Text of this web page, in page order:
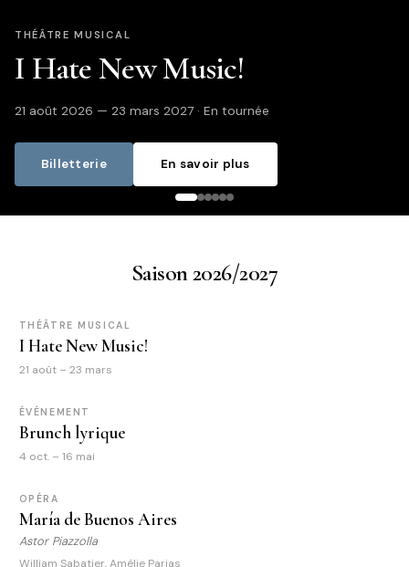
THÉÂTRE MUSICAL
I Hate New Music!
21 août 2026 — 23 mars 2027 · En tournée
Billetterie En savoir plus
Saison 2026/2027
THÉÂTRE MUSICAL
I Hate New Music!
21 août – 23 mars
ÉVÉNEMENT
Brunch lyrique
4 oct. – 16 mai
OPÉRA
María de Buenos Aires
Astor Piazzolla
William Sabatier, Amélie Parias